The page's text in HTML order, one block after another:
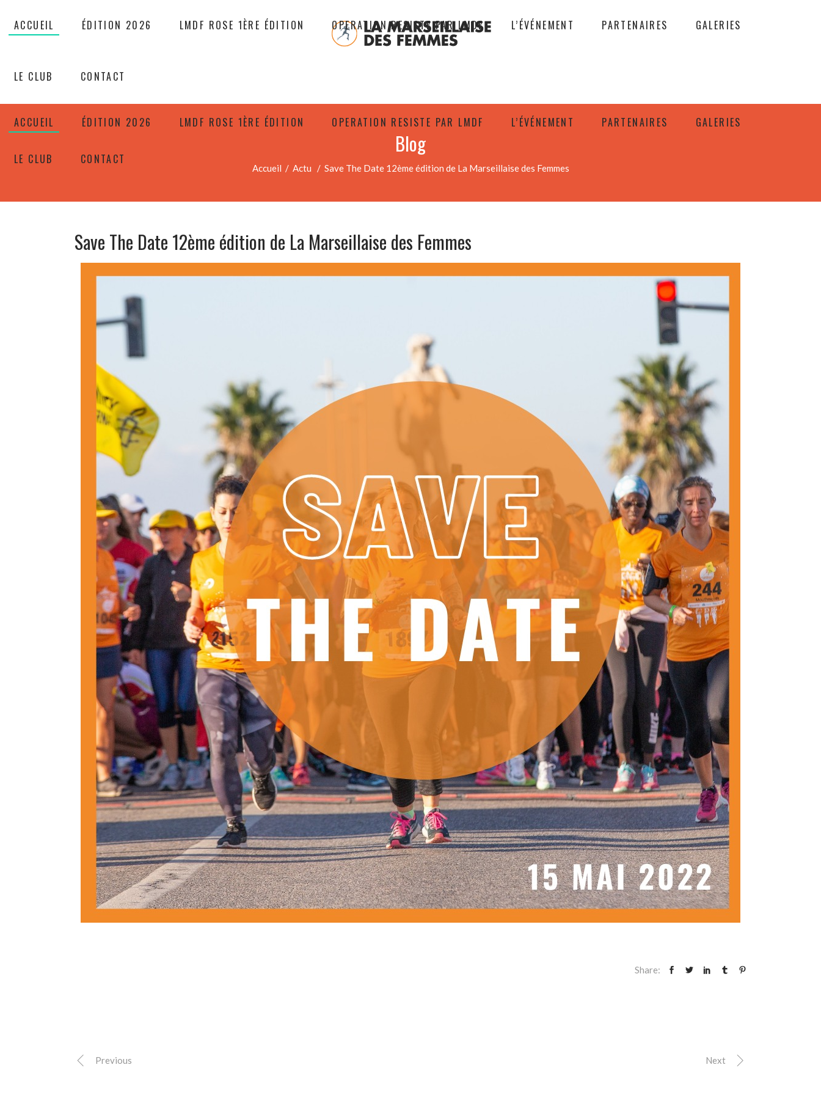
ACCUEIL ÉDITION 2026 LMDF ROSE 1ÈRE ÉDITION OPERATION RESISTE PAR LMDF L’ÉVÉNEMENT PARTENAIRES GALERIES
LE CLUB CONTACT
ACCUEIL ÉDITION 2026 LMDF ROSE 1ÈRE ÉDITION OPERATION RESISTE PAR LMDF L’ÉVÉNEMENT PARTENAIRES GALERIES
LE CLUB CONTACT
Blog
Accueil / Actu / Save The Date 12ème édition de La Marseillaise des Femmes
Save The Date 12ème édition de La Marseillaise des Femmes
Share:
Previous Next